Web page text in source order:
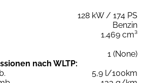
128 kW / 174 PS
Benzin
1.469 cm³
1 (None)
nach WLTP:
5,9 l/100km